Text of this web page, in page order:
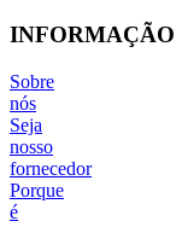
INFORMAÇÃO
Sobre
nós
Seja
nosso
fornecedor
Porque
é